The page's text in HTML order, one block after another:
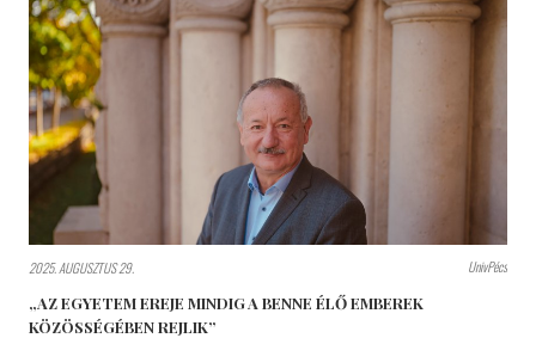
2025. AUGUSZTUS 29. UnivPécs
„AZ EGYETEM EREJE MINDIG A BENNE ÉLŐ EMBEREK
KÖZÖSSÉGÉBEN REJLIK”